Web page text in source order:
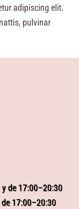
adipiscing elit.
pulvinar
de 17:00–20:30
17:00–20:30